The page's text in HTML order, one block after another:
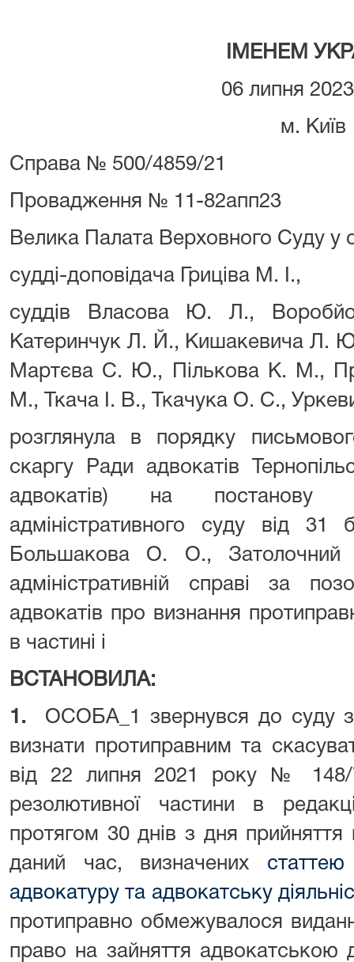
ІМЕНЕМ
06 липня
м. Київ
Справа № 500/4859/21
Провадження № 11-82апп23
Велика Палата Верховного Суду у
судді-доповідача Гриціва М. І.,
суддів Власова Ю. Л.,
Катеринчук Л. Й., Кишакевича Л.
Мартєва С. Ю., Пількова К. М.,
М., Ткача І. В., Ткачука О. С.,
розглянула в порядку
скаргу Ради адвокатів
адвокатів) на постанову
адміністративного суду від 31
Большакова О. О.,
адміністративній справі за
адвокатів про визнання
в частині і
ВСТАНОВИЛА:
1. ОСОБА_1 звернувся до суду
визнати протиправним та
від 22 липня 2021 року № 148/
резолютивної частини в
протягом 30 днів з дня
даний час, визначених
адвокатуру та адвокатську
протиправно обмежувалося
право на зайняття адвокатською